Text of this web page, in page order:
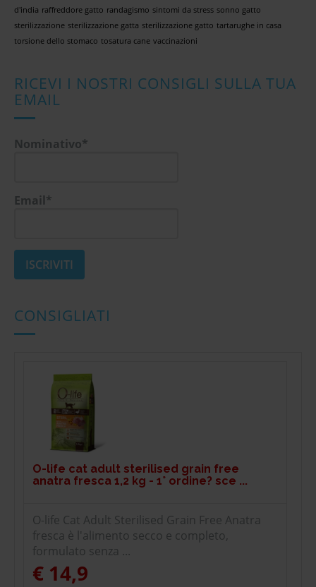
d'india raffreddore gatto randagismo sintomi da stress sonno gatto
sterilizzazione sterilizzazione gatta sterilizzazione gatto tartarughe in casa
torsione dello stomaco tosatura cane vaccinazioni
RICEVI I NOSTRI CONSIGLI SULLA TUA
EMAIL
Nominativo*
Email*
CONSIGLIATI
O-life cat adult sterilised grain free
anatra fresca 1,2 kg - 1° ordine? sce ...
O-life Cat Adult Sterilised Grain Free Anatra
fresca è l'alimento secco e completo,
formulato senza ...
€ 14,9